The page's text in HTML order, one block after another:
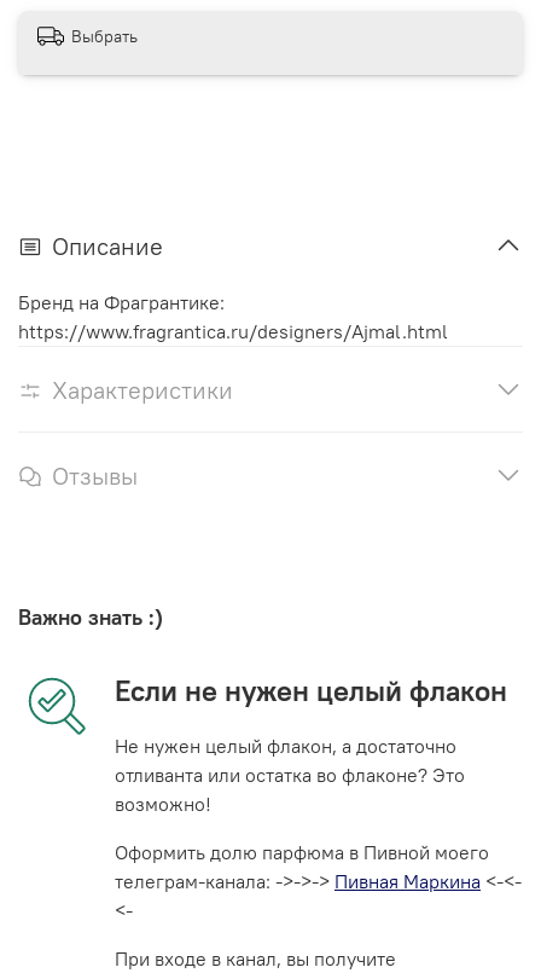
Выбрать
Описание
Бренд на Фрагрантике:
https://www.fragrantica.ru/designers/Ajmal.html
Характеристики
Отзывы
Важно знать :)
Если не нужен целый флакон
Не нужен целый флакон, а достаточно
отливанта или остатка во флаконе? Это
возможно!
Оформить долю парфюма в Пивной моего
телеграм-канала: ->->-> Пивная Маркина <-<-
<-
При входе в канал, вы получите